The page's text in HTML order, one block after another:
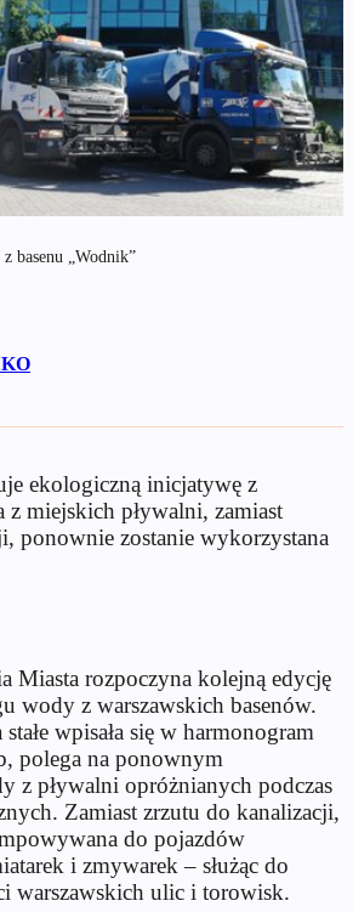
basenu „Wodnik”
ekologiczną inicjatywę z
z miejskich pływalni, zamiast
ponownie zostanie wykorzystana
Miasta rozpoczyna kolejną edycję
wody z warszawskich basenów.
wpisała się w harmonogram
polega na ponownym
z pływalni opróżnianych podczas
Zamiast zrzutu do kanalizacji,
do pojazdów
i zmywarek – służąc do
warszawskich ulic i torowisk.